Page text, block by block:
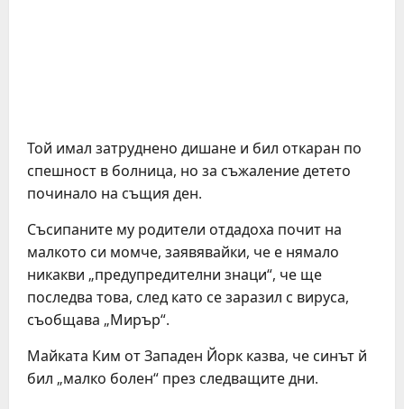
Той имал затруднено дишане и бил откаран по
спешност в болница, но за съжаление детето
починало на същия ден.
Съсипаните му родители отдадоха почит на
малкото си момче, заявявайки, че е нямало
никакви „предупредителни знаци“, че ще
последва това, след като се заразил с вируса,
съобщава „Мирър“.
Майката Ким от Западен Йорк казва, че синът й
бил „малко болен“ през следващите дни.